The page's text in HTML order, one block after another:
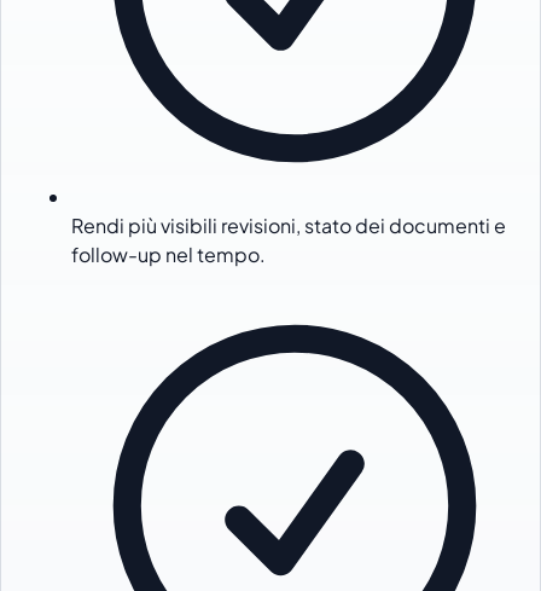
Rendi più visibili revisioni, stato dei documenti e
follow-up nel tempo.